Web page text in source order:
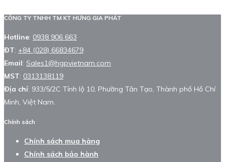
CÔNG TY TNHH TM KT HƯNG GIA PHÁT
Hotline: 0938 906 663
ĐT: +84 (028) 66834679
Email: Sales1@hgpvietnam.com
MST: 0313138119
Địa chỉ: 933/5/2C Tỉnh lộ 10, Phường Tân Tạo, Thành phố Hồ Chí
Minh, Việt Nam.
Chính sách
Chính sách mua hàng
Chính sách bảo hành